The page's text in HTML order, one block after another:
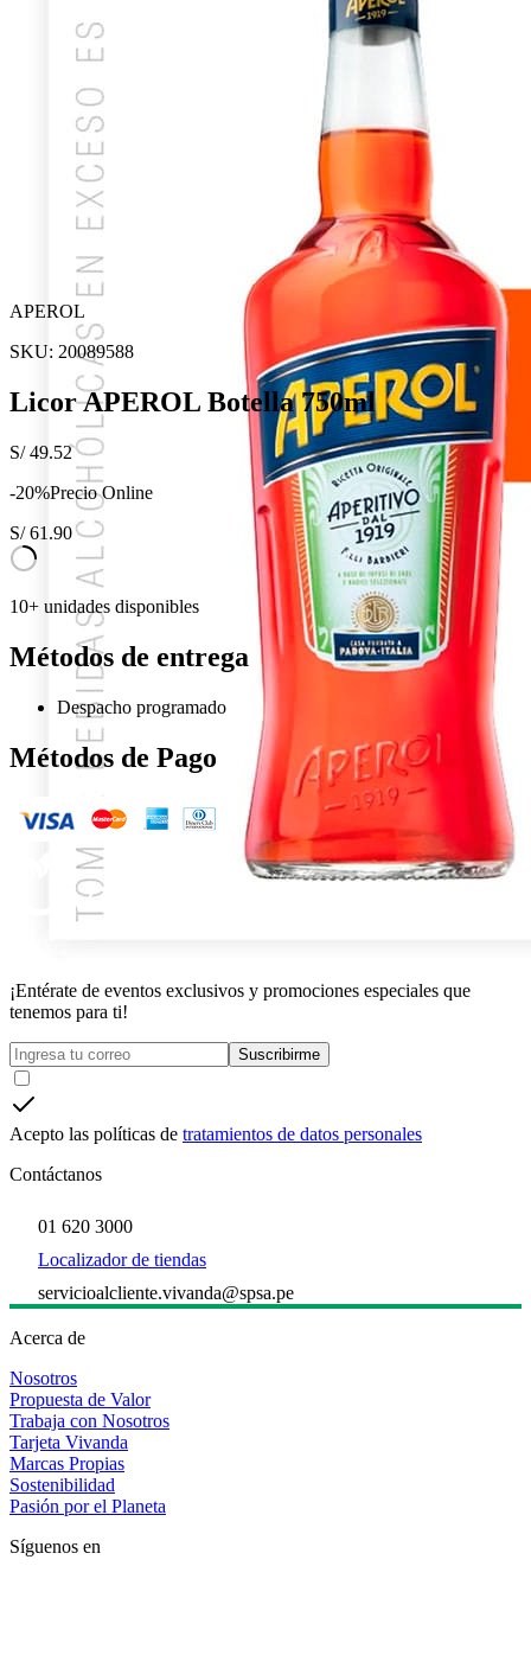
APEROL
SKU: 20089588
Licor APEROL Botella 750ml
S/49.52
-20%Precio Online
S/61.90
10+ unidades disponibles
Métodos de entrega
Despacho programado
Métodos de Pago
¡Entérate de eventos exclusivos y promociones especiales que
tenemos para ti!
Suscribirme
Acepto las políticas de tratamientos de datos personales
Contáctanos
01 620 3000
Localizador de tiendas
servicioalcliente.vivanda@spsa.pe
Acerca de
Nosotros
Propuesta de Valor
Trabaja con Nosotros
Tarjeta Vivanda
Marcas Propias
Sostenibilidad
Pasión por el Planeta
Síguenos en